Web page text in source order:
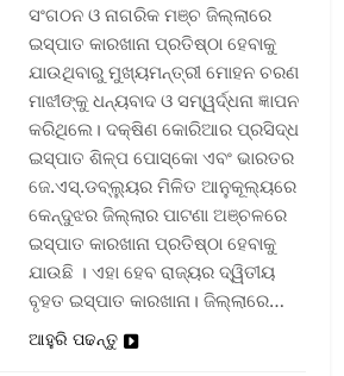
ସଂଗଠନ ଓ ନାଗରିକ ମଞ୍ଚ ଜିଲ୍ଲାରେ
ଇସ୍ପାତ କାରଖାନା ପ୍ରତିଷ୍ଠା ହେବାକୁ
ଯାଉଥିବାରୁ ମୁଖ୍ୟମନ୍ତ୍ରୀ ମୋହନ ଚରଣ
ମାଝୀଙ୍କୁ ଧନ୍ୟବାଦ ଓ ସମ୍ୱର୍ଦ୍ଧନା ଜ୍ଞାପନ
କରିଥିଲେ। ଦକ୍ଷିଣ କୋରିଆର ପ୍ରସିଦ୍ଧ
ଇସ୍ପାତ ଶିଳ୍ପ ପୋସ୍କୋ ଏବଂ ଭାରତର
ଜେ.ଏସ୍.ଡବ୍ଲ୍ୟୁର ମିଳିତ ଆନୁକୂଲ୍ୟରେ
କେନ୍ଦୁଝର ଜିଲ୍ଲାର ପାଟଣା ଅଞ୍ଚଳରେ
ଇସ୍ପାତ କାରଖାନା ପ୍ରତିଷ୍ଠା ହେବାକୁ
ଯାଉଛି । ଏହା ହେବ ରାଜ୍ୟର ଦ୍ୱିତୀୟ
ବୃହତ ଇସ୍ପାତ କାରଖାନା। ଜିଲ୍ଲାରେ…
ଆହୁରି ପଢନ୍ତୁ